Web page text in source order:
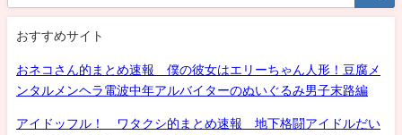
おすすめサイト
おネコさん的まとめ速報 僕の彼女はエリーちゃん人形！豆腐メ
ンタルメンヘラ電波中年アルバイターのぬいぐるみ男子末路編
アイドッフル！ ワタクシ的まとめ速報 地下格闘アイドルだい